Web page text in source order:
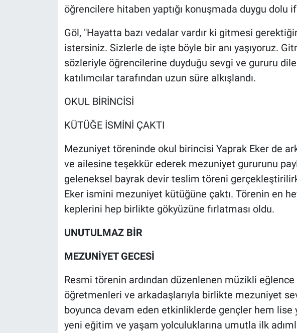
öğrencilere hitaben yaptığı konuşmada duygu dolu
Göl, "Hayatta bazı vedalar vardır ki gitmesi
istersiniz. Sizlerle de işte böyle bir anı yaşıyoruz.
sözleriyle öğrencilerine duyduğu sevgi ve gururu
katılımcılar tarafından uzun süre alkışlandı.
OKUL BİRİNCİSİ
KÜTÜĞE İSMİNİ ÇAKTI
Mezuniyet töreninde okul birincisi Yaprak Eker de
ve ailesine teşekkür ederek mezuniyet gururunu
geleneksel bayrak devir teslim töreni
Eker ismini mezuniyet kütüğüne çaktı. Törenin en
keplerini hep birlikte gökyüzüne fırlatması oldu.
UNUTULMAZ BİR
MEZUNİYET GECESİ
Resmi törenin ardından düzenlenen müzikli
öğretmenleri ve arkadaşlarıyla birlikte mezuniyet
boyunca devam eden etkinliklerde gençler hem lise
yeni eğitim ve yaşam yolculuklarına umutla ilk